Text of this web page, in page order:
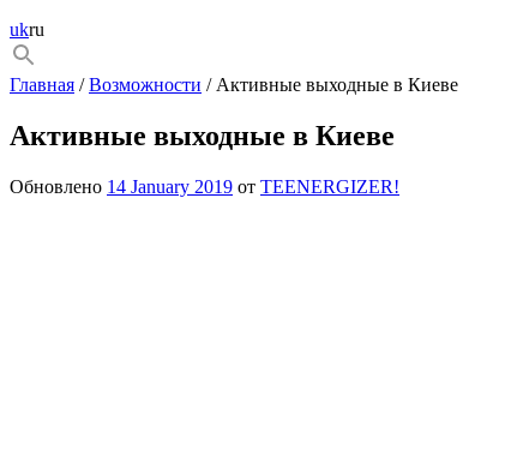
ukru
Главная /Возможности / Активные выходные в Киеве
Активные выходные в Киеве
Обновлено 14 January 2019 от TEENERGIZER!